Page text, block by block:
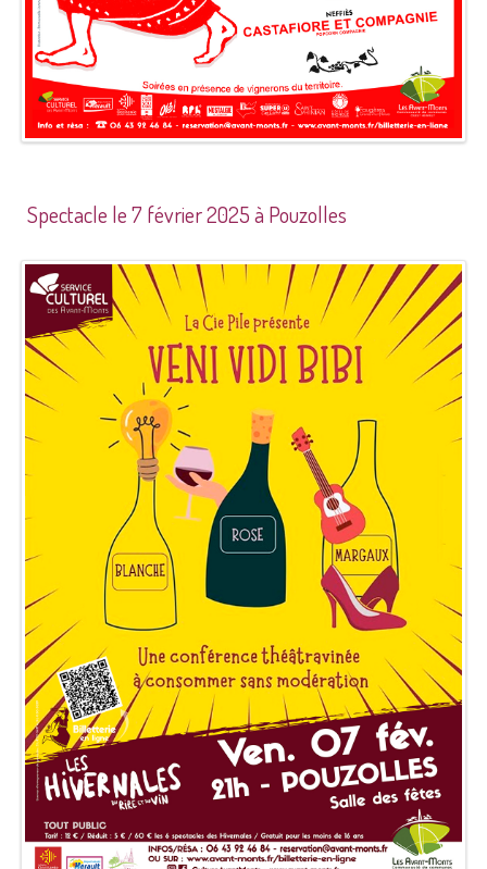
Spectacle le 7 février 2025 à Pouzolles